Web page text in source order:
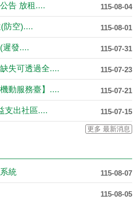
115-08-04
告 放租....
115-08-01
防空)....
115-07-31
遲發....
115-07-23
失可透過全....
115-07-21
動服務臺】....
115-07-15
支出社區....
更多 最新消息
115-08-07
統
115-08-05